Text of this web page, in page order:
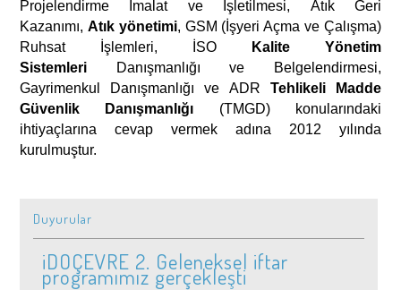
Projelendirme İmalat ve İşletilmesi, Atık Geri
Kazanımı, Atık yönetimi, GSM (İşyeri Açma ve Çalışma)
Ruhsat İşlemleri, İSO
Kalite Yönetim
Sistemleri
Danışmanlığı ve Belgelendirmesi,
Gayrimenkul Danışmanlığı ve ADR Tehlikeli Madde
Güvenlik Danışmanlığı (TMGD)
konularındaki
ihtiyaçlarına cevap vermek adına 2012 yılında
kurulmuştur.
Duyurular
iDOÇEVRE 2. Geleneksel iftar
programımız gerçekleşti